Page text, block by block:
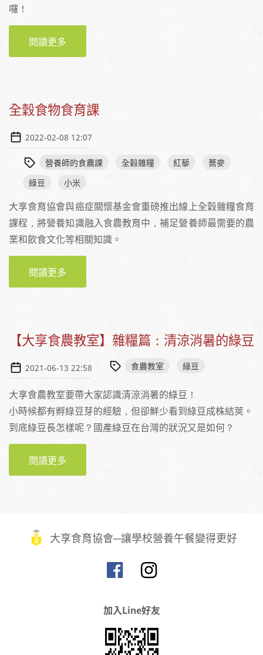
囉！
閱讀更多
全穀食物食育課
2022-02-08 12:07
營養師的食農課 全榖雜糧 紅藜
蕎麥
綠豆
小米
大享食育協會與癌症關懷基金會重磅推出線上全穀雜糧食育
課程，將營養知識融入食農教育中，補足營養師最需要的農
業和飲食文化等相關知識。
閱讀更多
【大享食農教室】雜糧篇：清涼消暑的綠豆
2021-06-13 22:58 食農教室 綠豆
大享食農教室要帶大家認識清涼消暑的綠豆！
小時候都有孵綠豆芽的經驗，但卻鮮少看到綠豆成株結莢。
到底綠豆長怎樣呢？國產綠豆在台灣的狀況又是如何？
閱讀更多
大享食育協會─讓學校營養午餐變得更好
加入Line好友